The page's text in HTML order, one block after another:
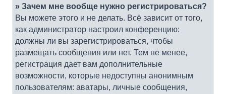
» Зачем мне вообще нужно регистрироваться?
Вы можете этого и не делать. Всё зависит от того,
как администратор настроил конференцию:
должны ли вы зарегистрироваться, чтобы
размещать сообщения или нет. Тем не менее,
регистрация дает вам дополнительные
возможности, которые недоступны анонимным
пользователям: аватары, личные сообщения,